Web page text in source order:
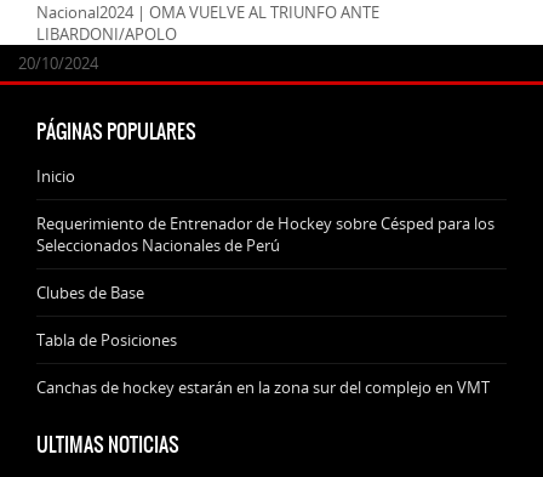
24/09/2025
07/11/2024
20/10/2024
Nacional2024 | OMA VUELVE AL TRIUNFO ANTE
LIBARDONI/APOLO
20/10/2024
PÁGINAS POPULARES
Inicio
Requerimiento de Entrenador de Hockey sobre Césped para los
Seleccionados Nacionales de Perú
Clubes de Base
Tabla de Posiciones
Canchas de hockey estarán en la zona sur del complejo en VMT
ULTIMAS NOTICIAS